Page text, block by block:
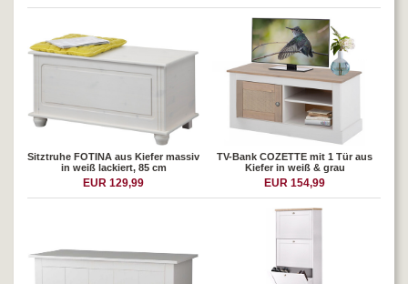
Sitztruhe FOTINA aus Kiefer massiv
in weiß lackiert, 85 cm
EUR 129,99
TV-Bank COZETTE mit 1 Tür aus
Kiefer in weiß & grau
EUR 154,99